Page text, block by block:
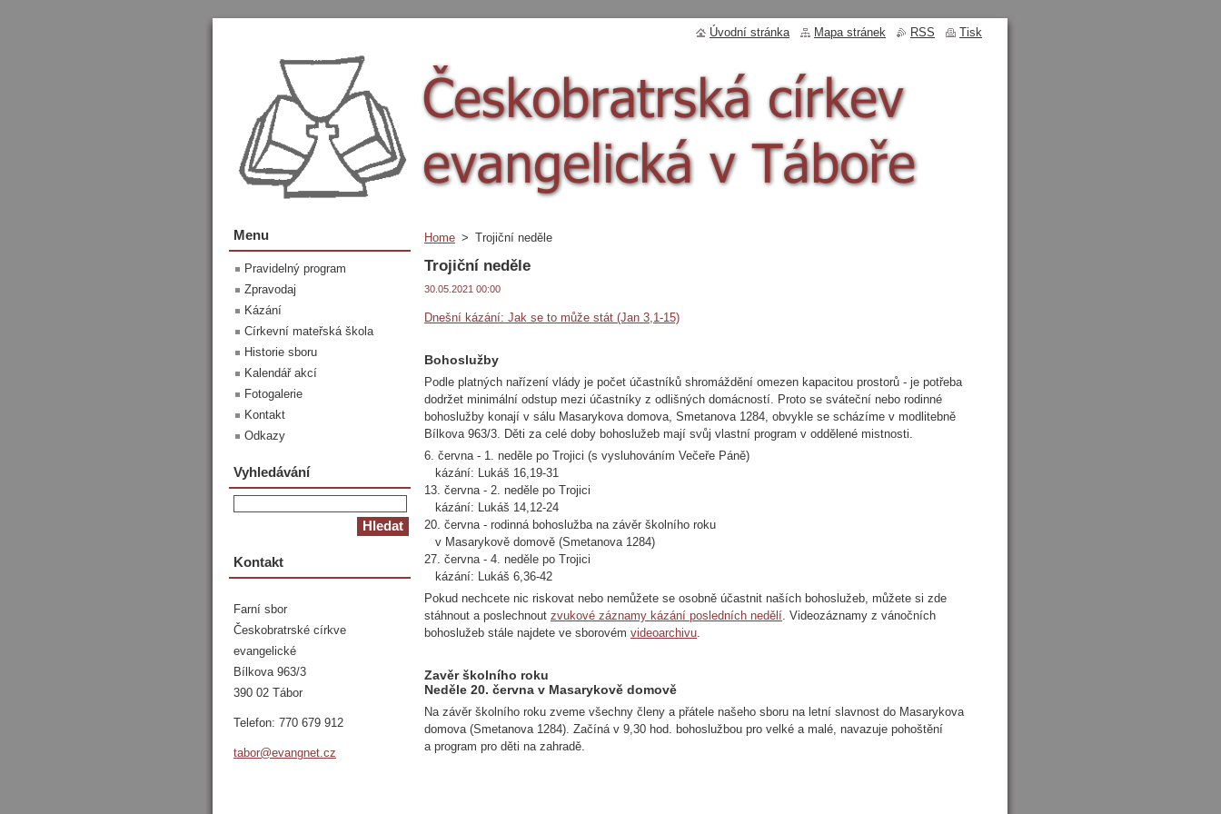
Home > Trojiční neděle
Trojiční neděle
30.05.2021 00:00
Dnešní kázání: Jak se to může stát (Jan 3,1-15)
Bohoslužby
Podle platných nařízení vlády je počet účastníků shromáždění omezen kapacitou prostorů - je potřeba
dodržet minimální odstup mezi účastníky z odlišných domácností. Proto se sváteční nebo rodinné
bohoslužby konají v sálu Masarykova domova, Smetanova 1284, obvykle se scházíme v modlitebně
Bílkova 963/3. Děti za celé doby bohoslužeb mají svůj vlastní program v oddělené mistnosti.
6. června - 1. neděle po Trojici (s vysluhováním Večeře Páně)
kázání: Lukáš 16,19-31
13. června - 2. neděle po Trojici
kázání: Lukáš 14,12-24
20. června - rodinná bohoslužba na závěr školního roku
v Masarykově domově (Smetanova 1284)
27. června - 4. neděle po Trojici
kázání: Lukáš 6,36-42
Pokud nechcete nic riskovat nebo nemůžete se osobně účastnit naších bohoslužeb, můžete si zde
stáhnout a poslechnout zvukové záznamy kázání posledních nedělí. Videozáznamy z vánočních
bohoslužeb stále najdete ve sborovém videoarchivu.
Zavěr školního roku
Neděle 20. června v Masarykově domově
Na závěr školního roku zveme všechny členy a přátele našeho sboru na letní slavnost do Masarykova
domova (Smetanova 1284). Začíná v 9,30 hod. bohoslužbou pro velké a malé, navazuje pohoštění
a program pro děti na zahradě.
Menu
Pravidelný program
Zpravodaj
Kázání
Církevní mateřská škola
Historie sboru
Kalendář akcí
Fotogalerie
Kontakt
Odkazy
Vyhledávání
Kontakt
Farní sbor
Českobratrské církve
evangelické
Bílkova 963/3
390 02 Tábor
Telefon: 770 679 912
tabor@evangnet.cz
Úvodní stránka Mapa stránek RSS Tisk